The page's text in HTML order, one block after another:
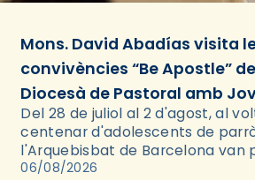
Mons. David Abadías visita
convivències “Be Apostle”
Diocesà de Pastoral amb
Del 28 de juliol al 2 d'agost, al
centenar d'adolescents de
l'Arquebisbat de Barcelona van
les convivències Be Apostle,
06/08/2026